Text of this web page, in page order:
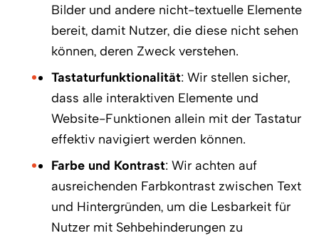
Bilder und andere nicht-textuelle Elemente
bereit, damit Nutzer, die diese nicht sehen
können, deren Zweck verstehen.
Tastaturfunktionalität: Wir stellen sicher,
dass alle interaktiven Elemente und
Website-Funktionen allein mit der Tastatur
effektiv navigiert werden können.
Farbe und Kontrast: Wir achten auf
ausreichenden Farbkontrast zwischen Text
und Hintergründen, um die Lesbarkeit für
Nutzer mit Sehbehinderungen zu